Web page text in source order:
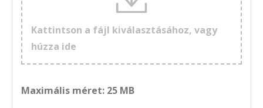
Kattintson a fájl kiválasztásához, vagy
húzza ide
Maximális méret: 25 MB